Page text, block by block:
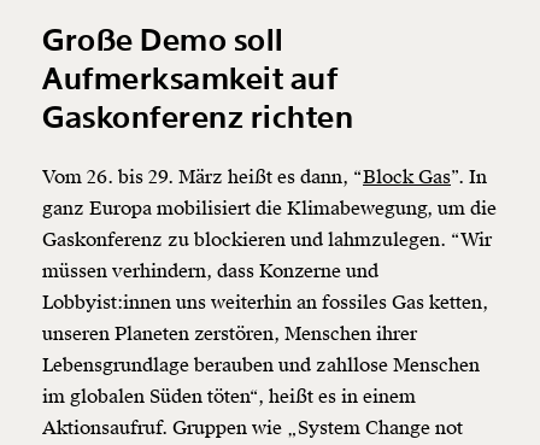
Große Demo soll
Aufmerksamkeit auf
Gaskonferenz richten
Vom 26. bis 29. März heißt es dann, “Block Gas”. In
ganz Europa mobilisiert die Klimabewegung, um die
Gaskonferenz zu blockieren und lahmzulegen. “Wir
müssen verhindern, dass Konzerne und
Lobbyist:innen uns weiterhin an fossiles Gas ketten,
unseren Planeten zerstören, Menschen ihrer
Lebensgrundlage berauben und zahllose Menschen
im globalen Süden töten“, heißt es in einem
Aktionsaufruf. Gruppen wie „System Change not